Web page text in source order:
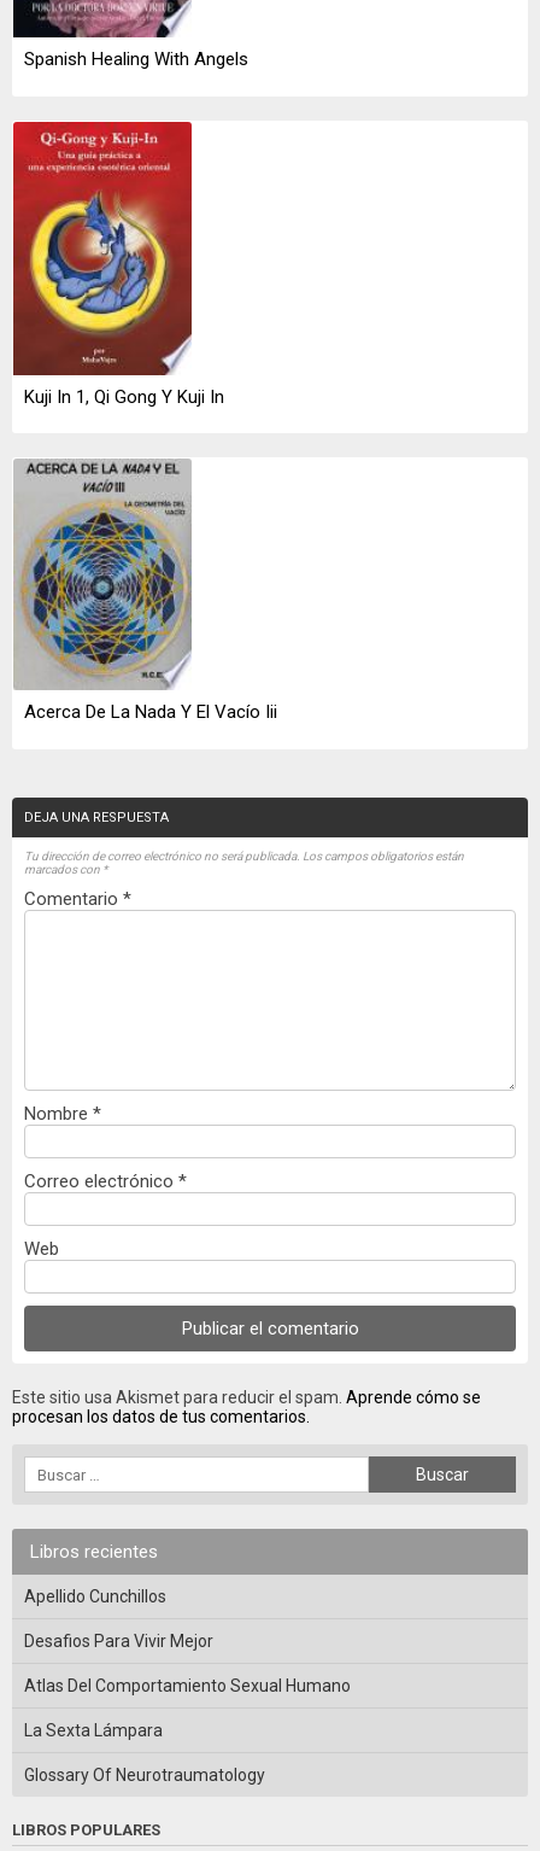
Spanish Healing With Angels
Kuji In 1, Qi Gong Y Kuji In
Acerca De La Nada Y El Vacío Iii
DEJA UNA RESPUESTA
Tu dirección de correo electrónico no será publicada. Los campos obligatorios están
marcados con *
Comentario *
Nombre *
Correo electrónico *
Web
Este sitio usa Akismet para reducir el spam. Aprende cómo se
procesan los datos de tus comentarios.
Libros recientes
Apellido Cunchillos
Desafios Para Vivir Mejor
Atlas Del Comportamiento Sexual Humano
La Sexta Lámpara
Glossary Of Neurotraumatology
LIBROS POPULARES